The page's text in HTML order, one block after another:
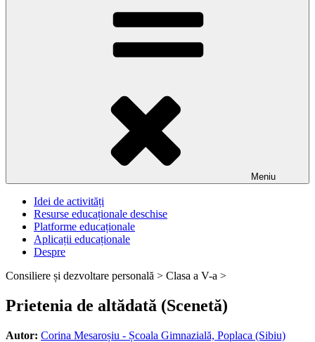
Meniu
Idei de activități
Resurse educaționale deschise
Platforme educaționale
Aplicații educaționale
Despre
Consiliere și dezvoltare personală > Clasa a V-a >
Prietenia de altădată (Scenetă)
Autor: Corina Mesaroșiu - Școala Gimnazială, Poplaca (Sibiu)